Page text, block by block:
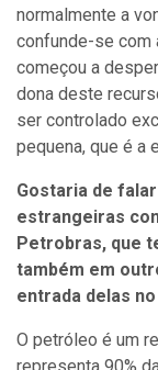
normalmente a
confunde-se com
começou a
dona deste
ser controlado
pequena, que é a
Gostaria de
estrangeiras
Petrobras, que
também em
entrada delas
O petróleo é um